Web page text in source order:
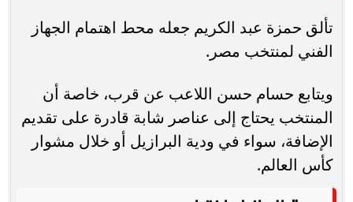
تألق حمزة عبد الكريم جعله محط اهتمام الجهاز
الفني لمنتخب مصر.
ويتابع حسام حسن اللاعب عن قرب، خاصة أن
المنتخب يحتاج إلى عناصر شابة قادرة على تقديم
الإضافة، سواء في ودية البرازيل أو خلال مشوار
كأس العالم.